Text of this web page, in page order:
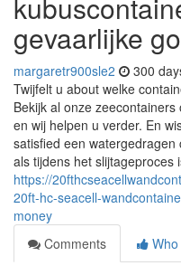
gevaarlijke
margaretr900sle2 300
Twijfelt u about welke
Bekijk al onze
en wij helpen u verder. En
satisfied een
als tijdens het slijtageproces
https://
20ft-hc-seacell-
money
Comments